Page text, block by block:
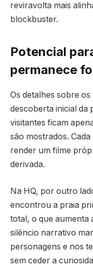
reviravolta mais
blockbuster.
Potencial
permanece
Os detalhes sobre
descoberta inicial da
visitantes ficam
são mostrados.
render um filme
derivada.
Na HQ, por outro
encontrou a praia
total, o que aumenta
silêncio narrativo
personagens e nos
sem ceder a